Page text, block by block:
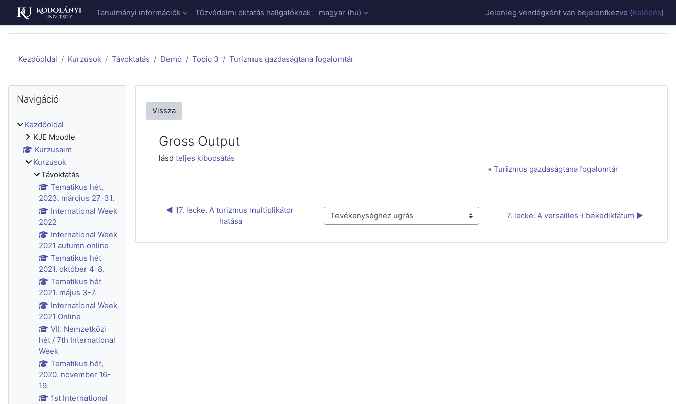
Tovább a fő tartalomhoz
Tanulmányi információk Tűzvédelmi oktatás hallgatóknak magyar ‎(hu)‎ Jelenleg vendégként van bejelentkezve (Belépés)
Kezdőoldal Kurzusok Távoktatás Demó Topic 3 Turizmus gazdaságtana fogalomtár
Vissza
Gross Output
lásdteljes kibocsátás
»Turizmus gazdaságtana fogalomtár
◀︎ 17. lecke. A turizmus multiplikátor
hatása
Tevékenységhez ugrás 7. lecke. A versailles-i békediktátum ▶︎
Blokkok
Navigáció
Kezdőoldal
KJE Moodle
Kurzusaim
Kurzusok
Távoktatás
Tematikus hét,
2023. március 27-31.
International Week
2022
International Week
2021 autumn online
Tematikus hét
2021. október 4-8.
Tematikus hét
2021. május 3-7.
International Week
2021 Online
VII. Nemzetközi
hét / 7th International
Week
Tematikus hét,
2020. november 16-
19.
1st International